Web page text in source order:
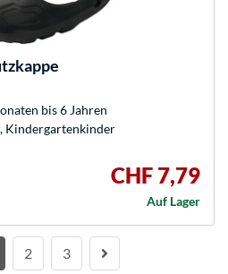
bis 6 Jahren
Kindergartenkinder
CHF 7,79
Auf Lager
2 3